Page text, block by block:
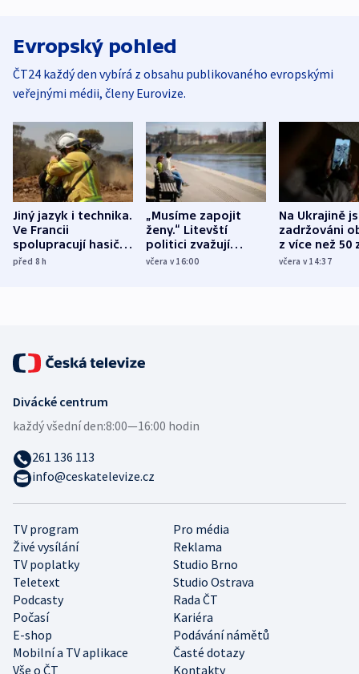
Evropský pohled
ČT24 každý den vybírá z obsahu publikovaného evropskými
veřejnými médii, členy Eurovize.
Jiný jazyk i technika.
Ve Francii
spolupracují hasiči z
různých zemí
před 8h
„Musíme zapojit
ženy.“ Litevští
politici zvažují
dohodu o
včera v 16:00
Na Ukrajině
zadržováni
z více než 50
Bojovali na
včera v 14:37
TV program
Pro média
Živé vysílání
Reklama
TV poplatky
Studio Brno
Teletext
Studio Ostrava
Podcasty
Rada ČT
Počasí
Kariéra
E-shop
Podávání námětů
Mobilní a TV aplikace
Časté dotazy
Vše o ČT
Kontakty
Divácké centrum
každý všední den:8:00—16:00 hodin
261 136 113
info@ceskatelevize.cz